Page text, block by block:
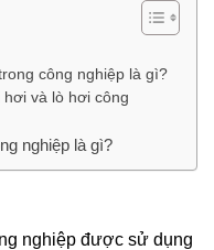
công nghiệp là gì?
và lò hơi công
nghiệp là gì?
nghiệp được sử dụng